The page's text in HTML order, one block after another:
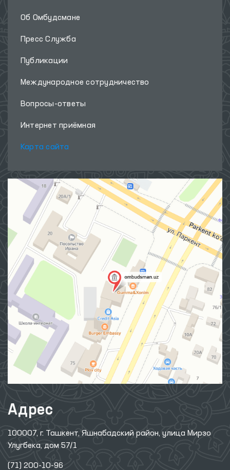
Об Омбудсмане
Пресс Служба
Публикации
Международное сотрудничество
Вопросы-ответы
Интернет приёмная
Карта сайта
Адрес
100007, г. Ташкент, Яшнабадский район, улица Мирзо
Улугбека, дом 57/1
(71) 200-10-96